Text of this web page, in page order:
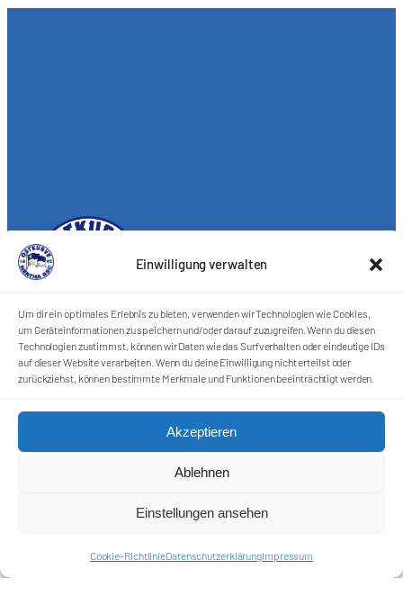
Einwilligung verwalten
Um dir ein optimales Erlebnis zu bieten, verwenden wir Technologien wie Cookies,
um Geräteinformationen zu speichern und/oder darauf zuzugreifen. Wenn du diesen
Technologien zustimmst, können wir Daten wie das Surfverhalten oder eindeutige IDs
auf dieser Website verarbeiten. Wenn du deine Einwilligung nicht erteilst oder
zurückziehst, können bestimmte Merkmale und Funktionen beeinträchtigt werden.
Akzeptieren
Ablehnen
Einstellungen ansehen
Cookie-RichtlinieDatenschutzerklärungImpressum
Förderkreis Ostkurve e.V.
Sei ein Teil des Ganzen!
Cookie-Richtlinie (EU)
Datenschutzerklärung
Harlekins Berlin ’98